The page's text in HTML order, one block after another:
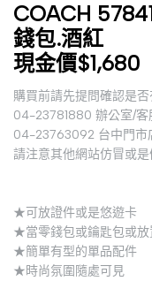
COACH
錢包.酒紅
現金價$1,680
購買前請先提問確認是否
04-23781880 辦公室/客
04-23763092 台中門市
請注意其他網站仿冒或
★可放證件或是悠遊卡
★當零錢包或鑰匙包或放
★簡單有型的單品配件
★時尚氛圍隨處可見